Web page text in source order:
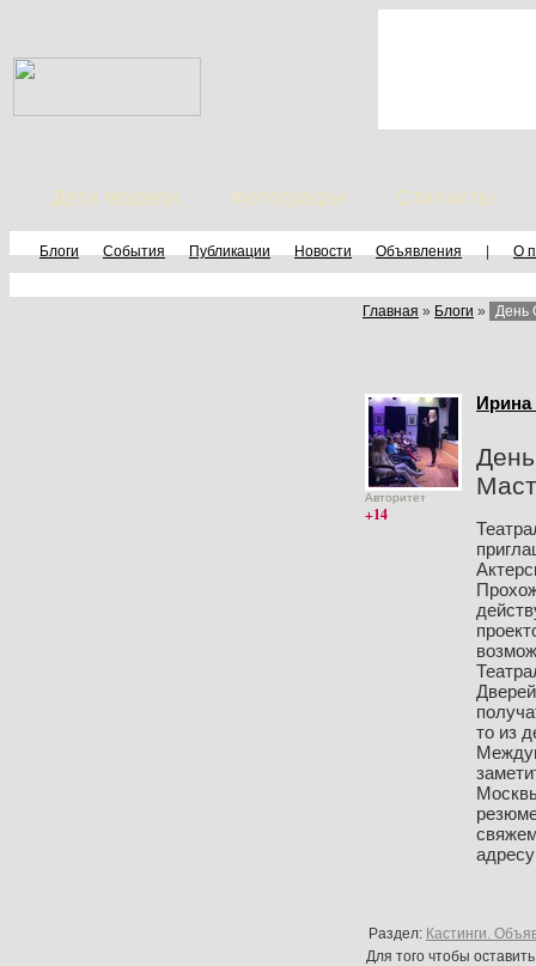
Дети модели Фотографы Стилисты
Блоги События Публикации Новости Объявления | О
Главная » Блоги » День
Авторитет
+14
Ирина
то из
Раздел: Кастинги.
Для того чтобы